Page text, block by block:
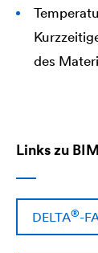
des
Links zu
DELTA®-